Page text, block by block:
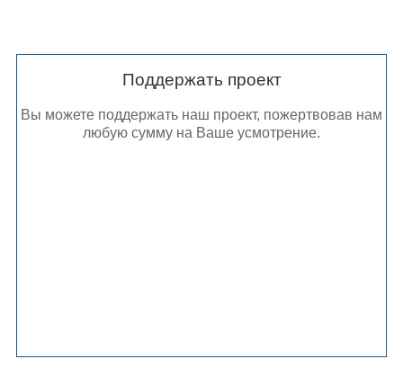
Поддержать проект
Вы можете поддержать наш проект, пожертвовав нам
любую сумму на Ваше усмотрение.